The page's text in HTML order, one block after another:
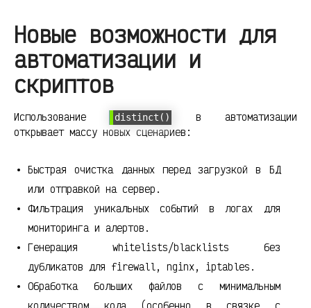
Новые возможности для
автоматизации и
скриптов
Использование distinct()
в автоматизации
открывает массу новых сценариев:
Быстрая очистка данных перед загрузкой в БД
или отправкой на сервер.
Фильтрация уникальных событий в логах для
мониторинга и алертов.
Генерация whitelists/blacklists без
дубликатов для firewall, nginx, iptables.
Обработка больших файлов с минимальным